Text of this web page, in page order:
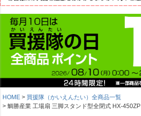
HOME
買援隊（かいえんたい）全商品一覧
鯛勝産業 工場扇 三脚スタンド型全閉式 HX-450ZP